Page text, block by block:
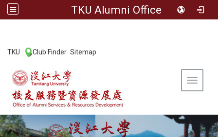
TKU Alumni Office
TKU Club Finder Sitemap
Toggle